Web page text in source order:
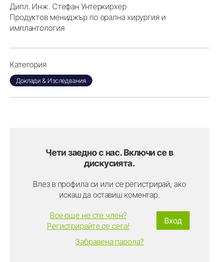
Дипл. Инж. Стефан Унтеркирхер
Продуктов мениджър по орална хирургия и
имплантология
Категория
Доклади & Изследвания
Чети заедно с нас. Включи се в
дискусията.
Влез в профила си или се регистрирай, ако
искаш да оставиш коментар.
Вход
Все още не сте член?
Регистрирайте се сега!
Забравена парола?